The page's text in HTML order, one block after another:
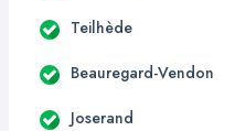
Teilhède
Beauregard-Vendon
Joserand